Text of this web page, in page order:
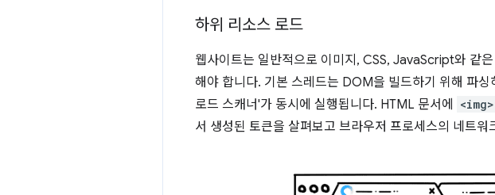
하위 리소스 로드
웹사이트는 일반적으로 이미지, CSS, JavaScript와 같
해야 합니다. 기본 스레드는 DOM을 빌드하기 위해 파
로드 스캐너'가 동시에 실행됩니다. HTML 문서에
<img>
서 생성된 토큰을 살펴보고 브라우저 프로세스의 네트워